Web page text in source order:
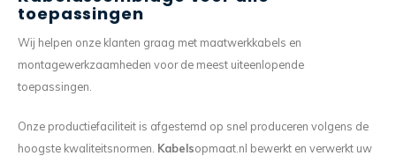
toepassingen
Wij helpen onze klanten graag met maatwerkkabels en
montagewerkzaamheden voor de meest uiteenlopende
toepassingen.
Onze productiefaciliteit is afgestemd op snel produceren volgens de
hoogste kwaliteitsnormen. Kabelsopmaat.nl bewerkt en verwerkt uw